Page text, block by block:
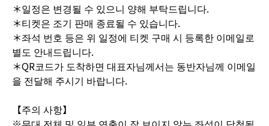
＊일정은 변경될 수 있으니 양해 부탁드립니다.
＊티켓은 조기 판매 종료될 수 있습니다.
＊좌석 번호 등은 위 일정에 티켓 구매 시 등록한 이메일로
별도 안내드립니다.
＊QR코드가 도착하면 대표자님께서는 동반자님께 이메일
을 전달해 주시기 바랍니다.
【주의 사항】